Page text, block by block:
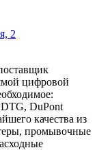
2
цифровой
DuPont
качества из
промывочные